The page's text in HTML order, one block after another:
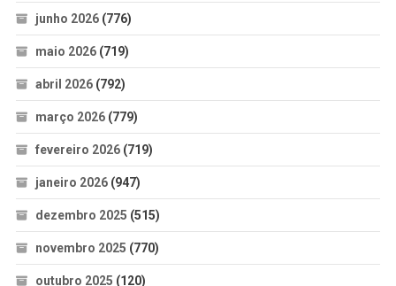
junho 2026(776)
maio 2026(719)
abril 2026(792)
março 2026(779)
fevereiro 2026(719)
janeiro 2026(947)
dezembro 2025 (515)
novembro 2025 (770)
outubro 2025 (120)